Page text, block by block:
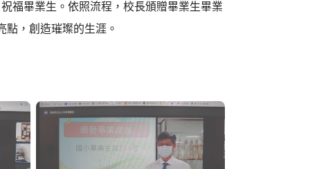
福畢業生。依照流程，校長頒贈畢業生畢業
點，創造璀璨的生涯。